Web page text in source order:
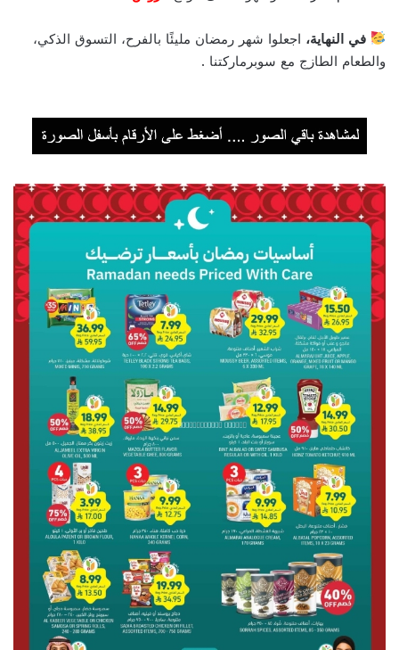
في النهاية، اجعلوا شهر رمضان مليئًا بالفرح، التسوق الذكي،
والطعام الطازج مع سوبرماركتنا .